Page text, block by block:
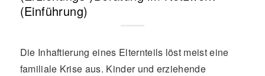
(Einführung)
Die Inhaftierung eines Elternteils löst meist eine
familiale Krise aus. Kinder und erziehende